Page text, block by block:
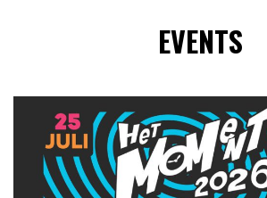
EVENTS